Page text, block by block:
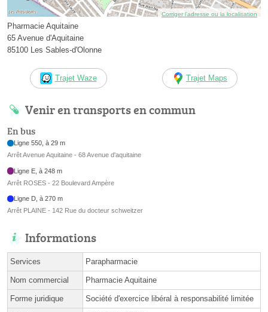
Corriger l’adresse ou la localisation
Pharmacie Aquitaine
65 Avenue d'Aquitaine
85100 Les Sables-d'Olonne
Trajet Waze Trajet Maps
Venir en transports en commun
En bus
Ligne 550, à 29 m
Arrêt Avenue Aquitaine - 68 Avenue d'aquitaine
Ligne E, à 248 m
Arrêt ROSES - 22 Boulevard Ampère
Ligne D, à 270 m
Arrêt PLAINE - 142 Rue du docteur schweitzer
Informations
Services Parapharmacie
Nom commercial Pharmacie Aquitaine
Forme juridique Société d'exercice libéral à responsabilité limitée